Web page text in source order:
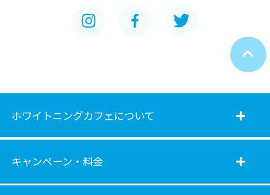
ホワイトニングカフェについて
キャンペーン・料金